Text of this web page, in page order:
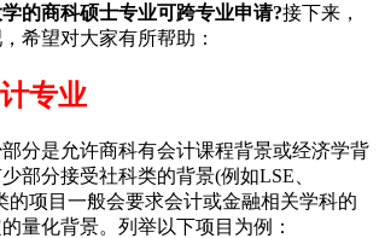
的商科硕士专业可跨专业申请?接下来，
希望对大家有所帮助：
专业
是允许商科有会计课程背景或经济学背
部分接受社科类的背景(例如LSE、
的项目一般会要求会计或金融相关学科的
量化背景。列举以下项目为例：